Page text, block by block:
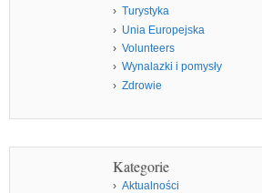
Turystyka
Unia Europejska
Volunteers
Wynalazki i pomysły
Zdrowie
Kategorie
Aktualności